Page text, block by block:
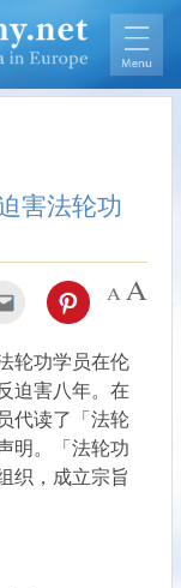
害法轮功
轮功学员在伦
迫害八年。在
代读了「法轮
明。「法轮功
织，成立宗旨